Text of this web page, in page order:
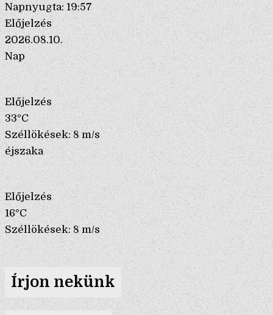
Napnyugta: 19:57
Előjelzés
2026.08.10.
Nap
Előjelzés
33°C
Széllökések: 8 m/s
éjszaka
Előjelzés
16°C
Széllökések: 8 m/s
Írjon nekünk